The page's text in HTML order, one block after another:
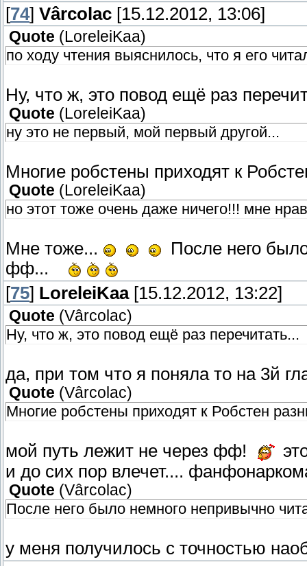
[74] Vârcolac [15.12.2012, 13:06]
Quote ( LoreleiKaa)
по ходу чтения выяснилось, что я его
Ну, что ж, это повод ещё раз
Quote ( LoreleiKaa)
ну это не первый, мой первый другой...
Многие робстены приходят к
Quote ( LoreleiKaa)
но этот тоже очень даже ничего!!! мне
Мне тоже...
После него
фф...
[75] LoreleiKaa[15.12.2012, 13:22]
Quote (Vârcolac)
Ну, что ж, это повод ещё раз перечитать...
да, при том что я поняла то на 3й
Quote (Vârcolac)
Многие робстены приходят к Робстен
мой путь лежит не через фф!
и до сих пор влечет....
Quote (Vârcolac)
После него было немного непривычно
у меня получилось с точностью